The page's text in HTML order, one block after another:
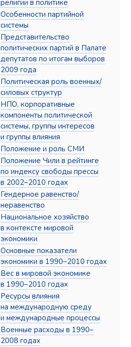
религии в политике
Особенности партийной
системы
Представительство
политических партий в Палате
депутатов по итогам выборов
2009 года
Политическая роль военных/
силовых структур
НПО, корпоративные
компоненты политической
системы, группы интересов
и группы влияния
Положение и роль СМИ
Положение Чили в рейтинге
по индексу свободы прессы
в 2002–2010 годах
Гендерное равенство/
неравенство
Национальное хозяйство
в контексте мировой
экономики
Основные показатели
экономики в 1990–2010 годах
Вес в мировой экономике
в 1990–2010 годах
Ресурсы влияния
на международную среду
и международные процессы
Военные расходы в 1990–
2008 годах